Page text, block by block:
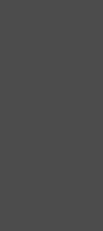
oder benutze die